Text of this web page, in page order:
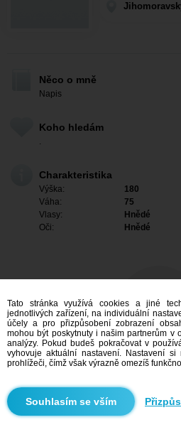
Něco o mně
Napis
Koho hledám
.
Charakteristika
Výška:
180
Váha:
75
Vlasy:
Hnědé
Oči:
Hnědé
Mám
Vyhledávání
Tato stránka využívá cookies a jiné
jednotlivých zařízení, na individuální
účely a pro přizpůsobení zobrazení
mohou být poskytnuty i našim partnerům v
analýzy. Pokud budeš pokračovat v
vyhovuje aktuální nastavení. Nastavení
prohlížeči, čímž však výrazně omezíš